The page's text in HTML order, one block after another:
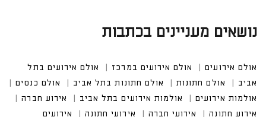
נושאים מעניינים בכתבות
אולם אירועים אולם אירועים במרכז
אולם אירועים בתל
אביב
אולם חתונות אולם חתונות בתל אביב
אולם כנסים
אולמות אירועים
אולמות אירועים בתל אביב
אירוע חברה
אירוע חתונה
אירועי חברה אירועי חתונה
אירועים